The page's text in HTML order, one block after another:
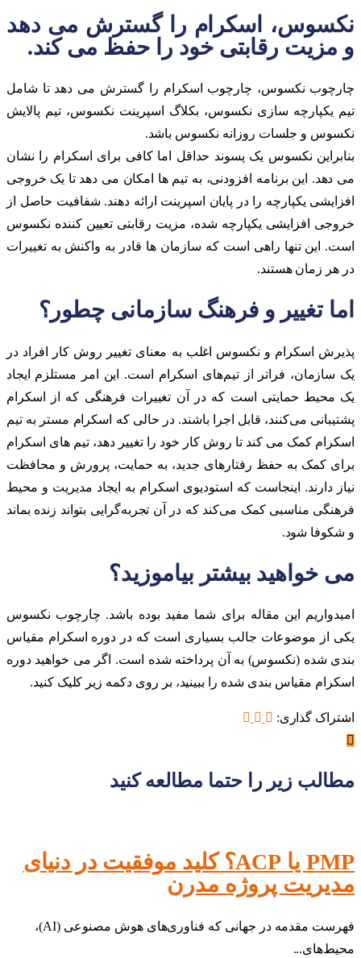
نکسوس، اسکرام را گسترش می دهد
و مزیت رقابتی خود را حفظ می کند.
چارچوب نکسوس، چارچوب اسکرام را گسترش می دهد تا شامل
تیم یکپارچه سازی نکسوس، بکلاگ اسپرینت نکسوس، تیم پالایش
نکسوس و جلسات روزانه نکسوس باشد.
بنابراین نکسوس یک پسوند حداقل اما کافی برای اسکرام را نشان
می دهد. این برنامه افزودنی، به تیم ها امکان می دهد تا یک خروجی
افزایشی یکپارچه را در پایان اسپرینت ارائه دهند. شفافیت حاصل از
خروجی افزایشی یکپارچه شده، مزیت رقابتی تعیین کننده نکسوس
است. این تنها راهی است که سازمان ها قادر به واکنش به تغییرات
در هر زمان هستند.
اما تغییر و فرهنگ سازمانی چطور؟
پذیرش اسکرام و نکسوس اغلب به معنای تغییر روش کار افراد در
یک سازمان، فراتر از تیم‌های اسکرام است. این امر مستلزم ایجاد
یک محیط حمایتی است که در آن تغییرات فرهنگی که از اسکرام
پشتیبانی می‌کنند، قابل اجرا باشند. در حالی که اسکرام مستر به تیم
اسکرام کمک می کند تا روش کار خود را تغییر دهد، تیم های اسکرام
برای کمک به حفظ رفتارهای جدید، به حمایت، پرورش و محافظت
نیاز دارند. اینجاست که استودیوی اسکرام به ایجاد مدیریت و محیط
فرهنگی مناسبی کمک می‌کند که در آن تجربه‌گرایی بتواند زنده بماند
و شکوفا شود.
می خواهید بیشتر بیاموزید؟
امیدواریم این مقاله برای شما مفید بوده باشد. چارچوب نکسوس
یکی از موضوعات جالب بسیاری است که در دوره اسکرام مقیاس
بندی شده (نکسوس) به آن پرداخته شده است. اگر می خواهید دوره
اسکرام مقیاس بندی شده را ببینید، بر روی دکمه زیر کلیک کنید.
اشتراک گذاری:
مطالب زیر را حتما مطالعه کنید
PMP یا ACP؟ کلید موفقیت در دنیای
مدیریت پروژه مدرن
فهرست مقدمه در جهانی که فناوری‌های هوش مصنوعی (AI)،
محیط‌های...